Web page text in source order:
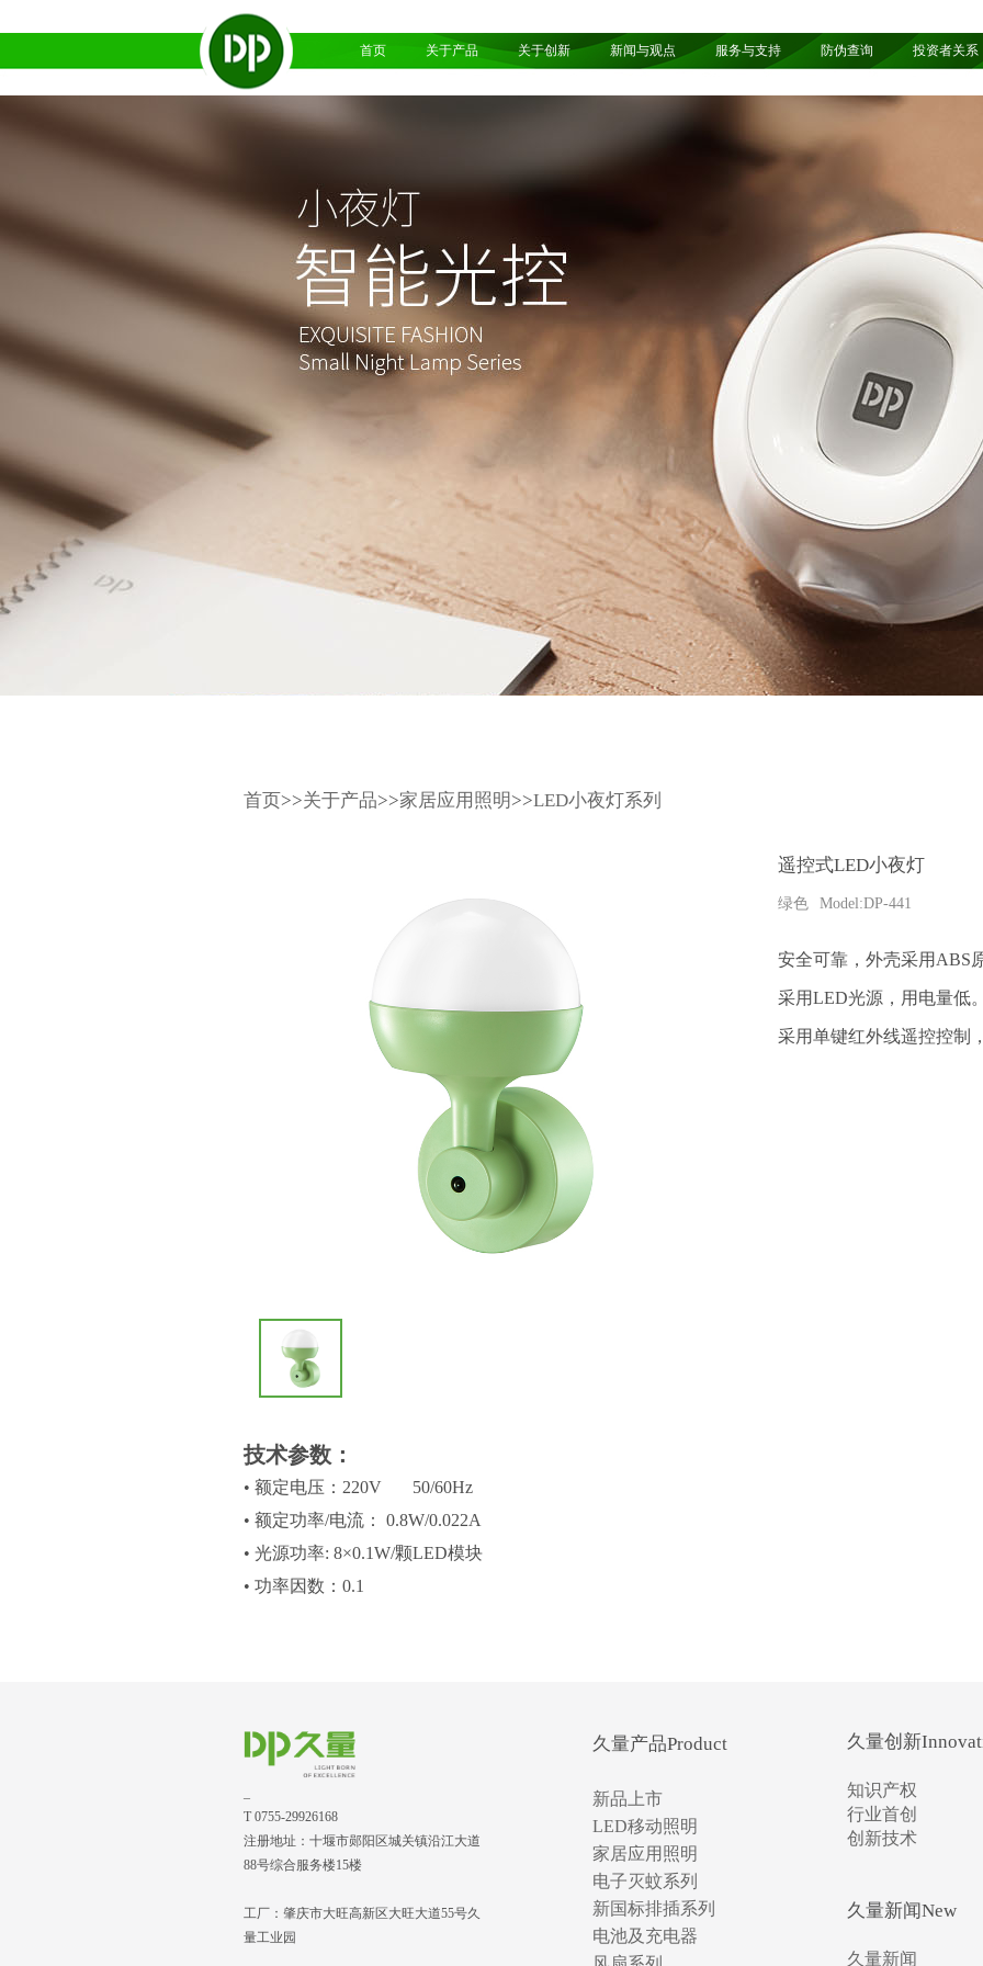
首页 关于产品 关于创新 新闻与观点 服务与支持 防伪查询 投资者关系
首页>>关于产品>>家居应用照明 >>LED小夜灯系列
遥控式LED小夜灯
绿色 Model:DP-441
安全可靠，外壳采用ABS
采用LED光源，用电量低
采用单键红外线遥控控制
技术参数：
• 额定电压：220V 50/60Hz
• 额定功率/电流： 0.8W/0.022A
• 光源功率: 8×0.1W/颗LED模块
• 功率因数：0.1
T 0755-29926168
注册地址：十堰市郧阳区城关镇沿江大道
88号综合服务楼15楼
工厂：肇庆市大旺高新区大旺大道55号久
量工业园
久量产品Product
新品上市
LED移动照明
家居应用照明
电子灭蚊系列
新国标排插系列
电池及充电器
久量创新
知识产权
行业首创
创新技术
久量新闻New
久量新闻